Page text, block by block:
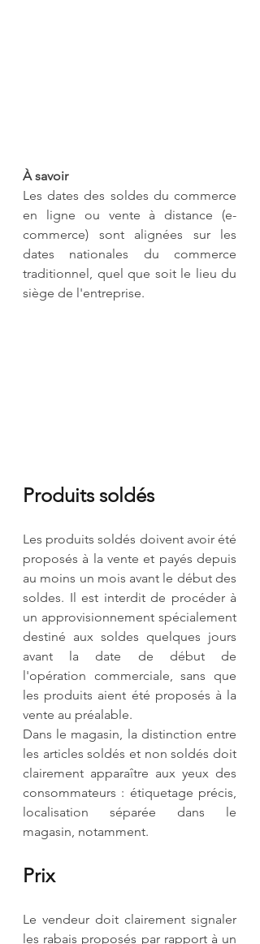
À savoir
Les dates des soldes du commerce
en ligne ou vente à distance (e-
commerce) sont alignées sur les
dates nationales du commerce
traditionnel, quel que soit le lieu du
siège de l'entreprise.
Produits soldés
Les produits soldés doivent avoir été
proposés à la vente et payés depuis
au moins un mois avant le début des
soldes. Il est interdit de procéder à
un approvisionnement spécialement
destiné aux soldes quelques jours
avant la date de début de
l'opération commerciale, sans que
les produits aient été proposés à la
vente au préalable.
Dans le magasin, la distinction entre
les articles soldés et non soldés doit
clairement apparaître aux yeux des
consommateurs : étiquetage précis,
localisation séparée dans le
magasin, notamment.
Prix
Le vendeur doit clairement signaler
les rabais proposés par rapport à un